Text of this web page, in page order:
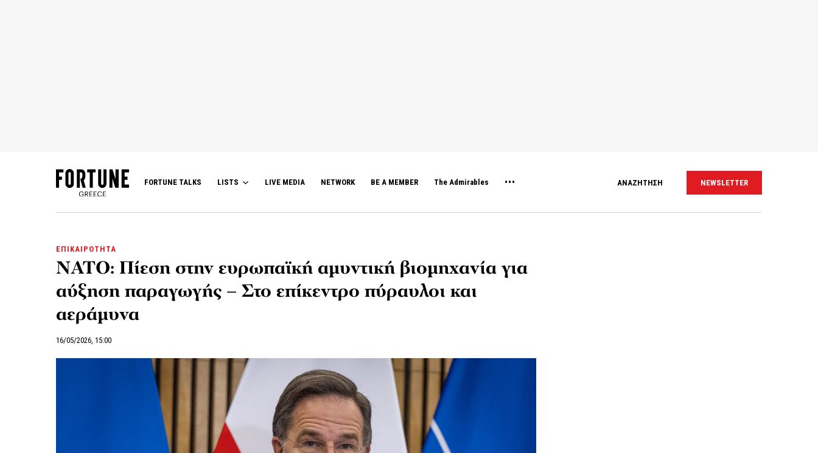
FORTUNE TALKS LISTS LIVE MEDIA NETWORK BE A MEMBER The Admirables ΑΝΑΖΗΤΗΣΗ NEWSLETTER
ΕΠΙΚΑΙΡΟΤΗΤΑ
ΝΑΤΟ: Πίεση στην ευρωπαϊκή αμυντική βιομηχανία για
αύξηση παραγωγής – Στο επίκεντρο πύραυλοι και
αεράμυνα
16/05/2026, 15:00